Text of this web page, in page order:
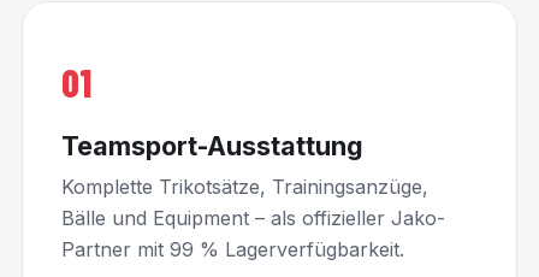
01
Teamsport-Ausstattung
Komplette Trikotsätze, Trainingsanzüge,
Bälle und Equipment – als offizieller Jako-
Partner mit 99 % Lagerverfügbarkeit.